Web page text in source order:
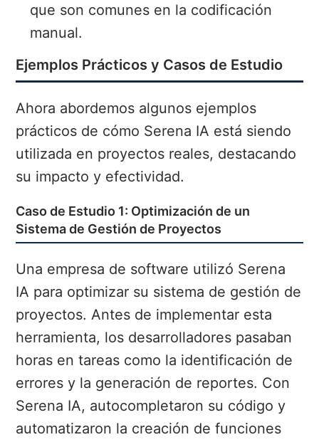
que son comunes en la codificación
manual.
Ejemplos Prácticos y Casos de Estudio
Ahora abordemos algunos ejemplos
prácticos de cómo Serena IA está siendo
utilizada en proyectos reales, destacando
su impacto y efectividad.
Caso de Estudio 1: Optimización de un
Sistema de Gestión de Proyectos
Una empresa de software utilizó Serena
IA para optimizar su sistema de gestión de
proyectos. Antes de implementar esta
herramienta, los desarrolladores pasaban
horas en tareas como la identificación de
errores y la generación de reportes. Con
Serena IA, autocompletaron su código y
automatizaron la creación de funciones